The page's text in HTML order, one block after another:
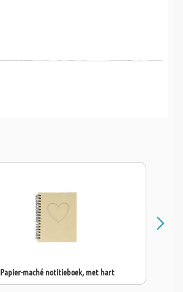
Papier-maché notitieboek, met hart